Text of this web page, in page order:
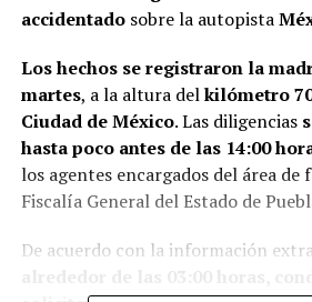
accidentadosobre la autopista
Los hechos se registraron la
martes, a la altura delkilómetro
Ciudad de México. Las diligencias
hasta poco antes de las 14:00
los agentes encargados del área de
Fiscalía General del Estado de
De acuerdo con la información